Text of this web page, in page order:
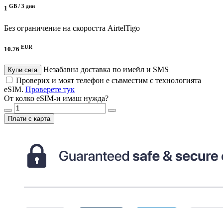
1 GB / 3 дни
Без ограничение на скоростта AirtelTigo
10.76 EUR
Купи сега
Незабавна доставка по имейл и SMS
Проверих и моят телефон е съвместим с технологията
eSIM. Проверете тук
От колко eSIM-и имаш нужда?
Плати с карта